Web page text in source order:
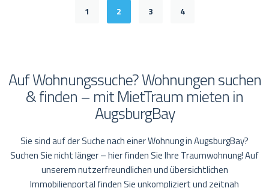
1 2 3 4
Auf Wohnungssuche? Wohnungen suchen
& finden – mit MietTraum mieten in
AugsburgBay
Sie sind auf der Suche nach einer Wohnung in AugsburgBay?
Suchen Sie nicht länger – hier finden Sie Ihre Traumwohnung! Auf
unserem nutzerfreundlichen und übersichtlichen
Immobilienportal finden Sie unkompliziert und zeitnah